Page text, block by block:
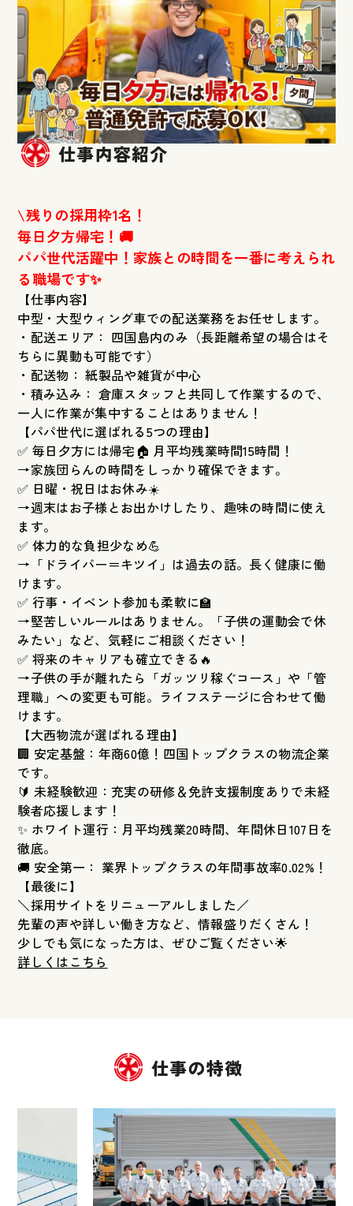
仕事内容紹介
\残りの採用枠1名！
毎日夕方帰宅！🚚
パパ世代活躍中！家族との時間を一番に考えられ
る職場です✨
【仕事内容】
中型・大型ウィング車での配送業務をお任せします。
・配送エリア： 四国島内のみ（長距離希望の場合はそ
ちらに異動も可能です）
・配送物： 紙製品や雑貨が中心
・積み込み： 倉庫スタッフと共同して作業するので、
一人に作業が集中することはありません！
【パパ世代に選ばれる5つの理由】
✅ 毎日夕方には帰宅🏠 月平均残業時間15時間！
→家族団らんの時間をしっかり確保できます。
✅ 日曜・祝日はお休み☀️
→週末はお子様とお出かけしたり、趣味の時間に使え
ます。
✅ 体力的な負担少なめ💪
→「ドライバー＝キツイ」は過去の話。長く健康に働
けます。
✅ 行事・イベント参加も柔軟に🏫
→堅苦しいルールはありません。「子供の運動会で休
みたい」など、気軽にご相談ください！
✅ 将来のキャリアも確立できる🔥
→子供の手が離れたら「ガッツリ稼ぐコース」や「管
理職」への変更も可能。ライフステージに合わせて働
けます。
【大西物流が選ばれる理由】
🏢 安定基盤：年商60億！四国トップクラスの物流企業
です。
🔰 未経験歓迎：充実の研修＆免許支援制度ありで未経
験者応援します！
✨ ホワイト運行：月平均残業20時間、年間休日107日を
徹底。
🚚 安全第一： 業界トップクラスの年間事故率0.02%！
【最後に】
＼採用サイトをリニューアルしました／
先輩の声や詳しい働き方など、情報盛りだくさん！
少しでも気になった方は、ぜひご覧ください🌟
詳しくはこちら
仕事の特徴